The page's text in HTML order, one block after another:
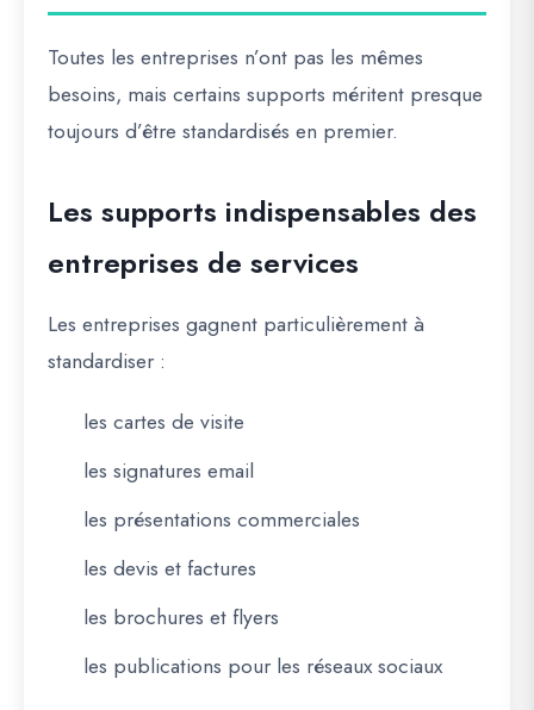
Toutes les entreprises n’ont pas les mêmes
besoins, mais certains supports méritent presque
toujours d’être standardisés en premier.
Les supports indispensables des
entreprises de services
Les entreprises gagnent particulièrement à
standardiser :
les cartes de visite
les signatures email
les présentations commerciales
les devis et factures
les brochures et flyers
les publications pour les réseaux sociaux